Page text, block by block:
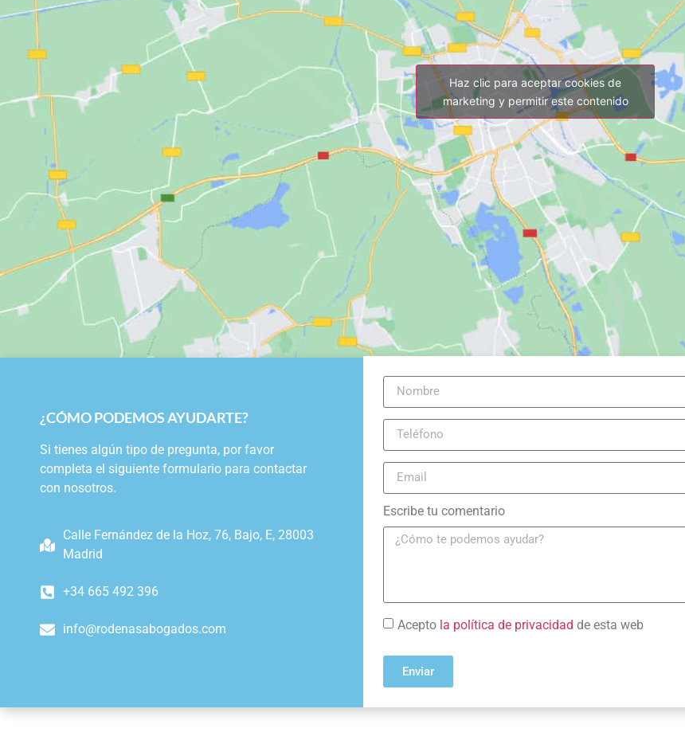
Haz clic para aceptar cookies de
marketing y permitir este contenido
¿CÓMO PODEMOS AYUDARTE?
Si tienes algún tipo de pregunta, por favor
completa el siguiente formulario para contactar
con nosotros.
Calle Fernández de la Hoz, 76, Bajo, E, 28003
Madrid
+34 665 492 396
info@rodenasabogados.com
Escribe tu comentario
Acepto la política de privacidad de esta web
Enviar